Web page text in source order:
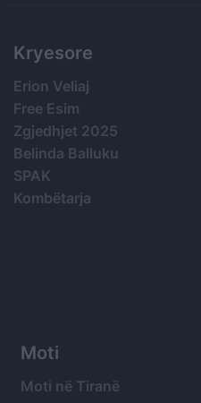
Kryesore
Erion Veliaj
Free Esim
Zgjedhjet 2025
Belinda Balluku
SPAK
Kombëtarja
Moti
Moti në Tiranë